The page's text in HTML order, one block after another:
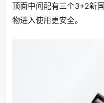
顶面中间配有三个3+2新
物进入使用更安全。